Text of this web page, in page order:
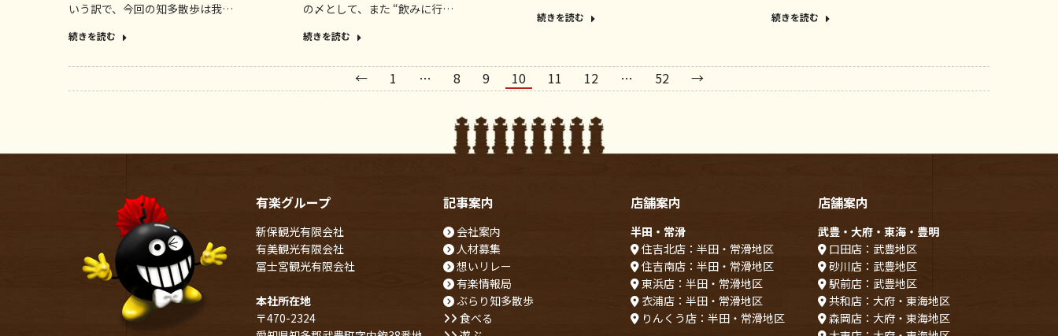
いう訳で、今回の知多散歩は我…
続きを読む
の〆として、また “飲みに行…
続きを読む
続きを読む 続きを読む
← 1 … 8 9 10 11 12 … 52 →
有楽グループ
新保観光有限会社
有美観光有限会社
冨士宮観光有限会社
本社所在地
〒470-2324
記事案内
会社案内
人材募集
想いリレー
有楽情報局
ぶらり知多散歩
食べる
店舗案内
半田・常滑
住吉北店：半田・常滑地区
住吉南店：半田・常滑地区
東浜店：半田・常滑地区
衣浦店：半田・常滑地区
りんくう店：半田・常滑地区
店舗案内
武豊・大府・東海・豊明
口田店：武豊地区
砂川店：武豊地区
駅前店：武豊地区
共和店：大府・東海地区
森岡店：大府・東海地区